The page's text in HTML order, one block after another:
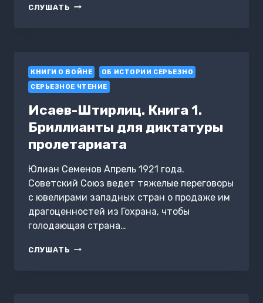
СЛУШАТЬ ОХОТА
КНИГИ О ВОЙНЕ
ОБ ИСТОРИИ СЕРЬЕЗНО
СЕРЬЕЗНОЕ ЧТЕНИЕ
Исаев-Штирлиц. Книга 1.
Бриллианты для диктатуры
пролетариата
Юлиан Семенов Апрель 1921 года.
Советский Союз ведет тяжелые переговоры
с ювелирами западных стран о продаже им
драгоценностей из Гохрана, чтобы
голодающая страна…
СЛУШАТЬ ИСАЕВ-